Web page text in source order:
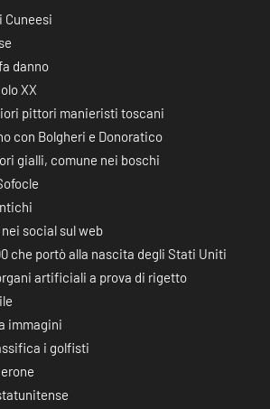
Cuneesi
danno
XX
pittori manieristi toscani
con Bolgheri e Donoratico
gialli, comune nei boschi
social sul web
che portò alla nascita degli Stati Uniti
artificiali a prova di rigetto
immagini
i golfisti